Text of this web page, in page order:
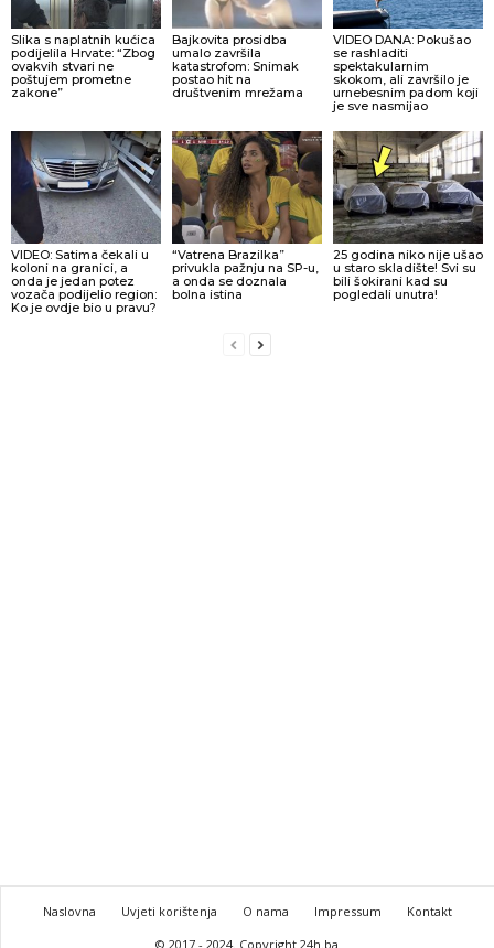
Slika s naplatnih kućica
podijelila Hrvate: “Zbog
ovakvih stvari ne
poštujem prometne
zakone”
Bajkovita prosidba
umalo završila
katastrofom: Snimak
postao hit na
društvenim mrežama
VIDEO DANA: Pokušao
se rashladiti
spektakularnim
skokom, ali završilo je
urnebesnim padom koji
je sve nasmijao
VIDEO: Satima čekali u
koloni na granici, a
onda je jedan potez
vozača podijelio region:
Ko je ovdje bio u pravu?
“Vatrena Brazilka”
privukla pažnju na SP-u,
a onda se doznala
bolna istina
25 godina niko nije ušao
u staro skladište! Svi su
bili šokirani kad su
pogledali unutra!
Naslovna Uvjeti korištenja O nama Impressum
Kontakt
© 2017 - 2024. Copyright 24h.ba